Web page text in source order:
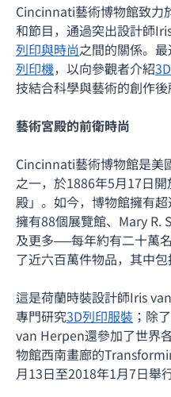
Cincinnati藝術博物館致力
和節目，通過突出設計師
列印與時尚之間的關係。
列印機，以向參觀者介紹
技結合科學與藝術的創作後
藝術宮殿的前衛時尚
Cincinnati藝術博物館是美
之一，於1886年5月17日
殿」。如今，博物館擁有超
擁有88個展覽館、Mary R.
及更多──每年約有二十萬
了近六百萬件物品，其中包
這是荷蘭時裝設計師Iris
專門研究3D列印服裝 ；除
van Herpen還參加了世界
物館西南畫廊的
月13日至2018年1月7日舉行